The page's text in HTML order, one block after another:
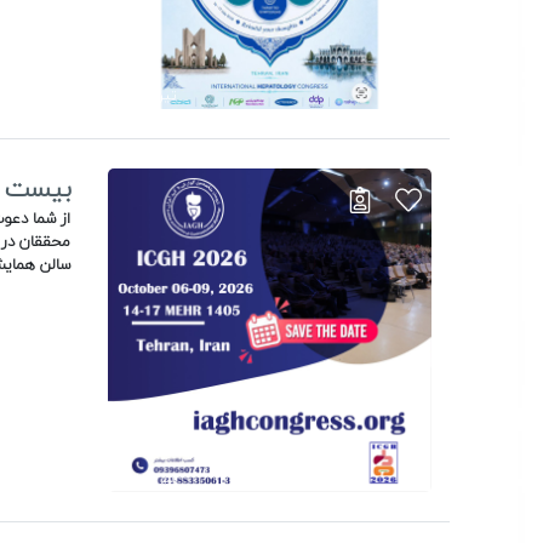
تیر 1405
0
285
مهر 1405
بیست
از شما
محققان در
سالن همایش های